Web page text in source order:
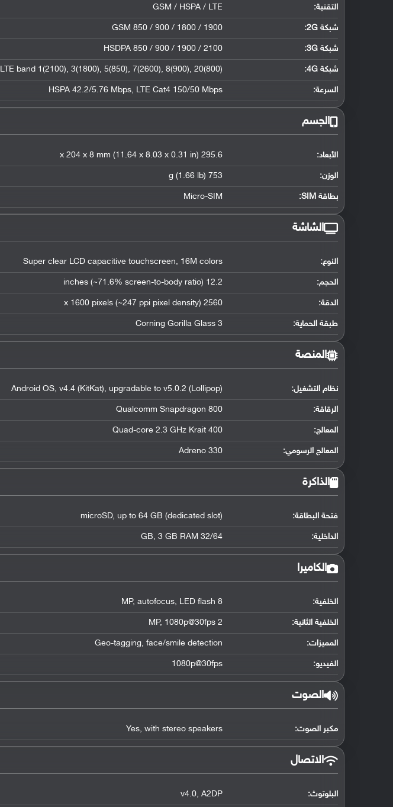
التقنية: GSM / HSPA / LTE
شبكة 2G: GSM 850 / 900 / 1800 / 1900
شبكة 3G :
HSDPA 850 / 900 / 1900 / 2100
شبكة 4G :
LTE band 1(2100), 3(1800), 5(850), 7(2600), 8(900), 20(800)
السرعة: HSPA 42.2/5.76 Mbps, LTE Cat4 150/50 Mbps
الجسم
الأبعاد: 295.6 x 204 x 8 mm (11.64 x 8.03 x 0.31 in)
الوزن: 753 g (1.66 lb)
بطاقة SIM: Micro-SIM
الشاشة
النوع: Super clear LCD capacitive touchscreen, 16M colors
الحجم: 12.2 inches (~71.6% screen-to-body ratio)
الدقة: 2560 x 1600 pixels (~247 ppi pixel density)
طبقة الحماية: Corning Gorilla Glass 3
المنصة
نظام التشغيل:
Android OS, v4.4 (KitKat), upgradable to v5.0.2 (Lollipop)
الرقاقة:
Qualcomm Snapdragon 800
المعالج:
Quad-core 2.3 GHz Krait 400
المعالج الرسومي:
Adreno 330
الذاكرة
فتحة البطاقة: microSD, up to 64 GB (dedicated slot)
الداخلية: 32/64 GB
, 3 GB RAM
الكاميرا
الخلفية: 8 MP
, autofocus, LED flash
الخلفية الثانية: 2 MP
, 1080p@30fps
المميزات: Geo-tagging, face/smile detection
الفيديو: 1080p@30fps
الصوت
مكبر الصوت: Yes, with stereo speakers
الاتصال
البلوتوث:
v4.0, A2DP